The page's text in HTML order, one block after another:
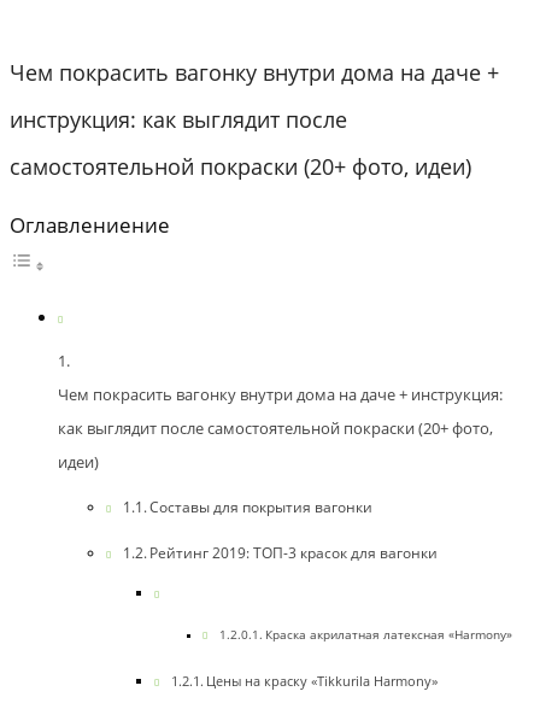
Чем покрасить вагонку внутри дома на даче +
инструкция: как выглядит после
самостоятельной покраски (20+ фото, идеи)
Оглавлениение
Чем покрасить вагонку внутри дома на даче + инструкция:
как выглядит после самостоятельной покраски (20+ фото,
идеи)
Составы для покрытия вагонки
Рейтинг 2019: ТОП-3 красок для вагонки
Краска акрилатная латексная «Harmony»
Цены на краску «Tikkurila Harmony»